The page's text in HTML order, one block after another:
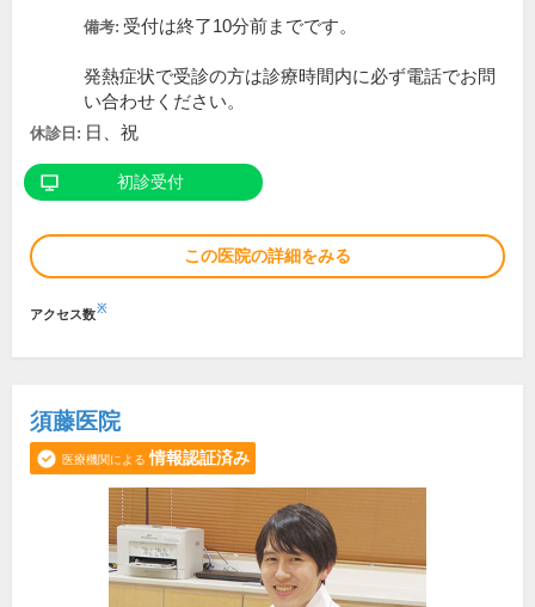
備考: 受付は終了10分前までです。
発熱症状で受診の方は診療時間内に必ず電話でお問
い合わせください。
休診日: 日、祝
初診受付
この医院の詳細をみる
アクセス数※
須藤医院
医療機関による 情報認証済み